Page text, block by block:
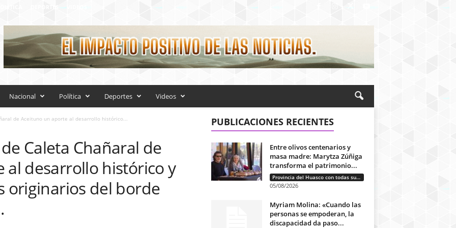
Nacional Política Deportes Videos
de Aceituno un aporte al desarrollo histórico...
Caleta Chañaral de
al desarrollo histórico y
originarios del borde
PUBLICACIONES RECIENTES
Entre olivos centenarios y
masa madre: Marytza Zúñiga
transforma el patrimonio...
Provincia del Huasco con todas sus letras: Historias que unen cultura, diversidad e identidad
05/08/2026
Myriam Molina: «Cuando las
personas se empoderan, la
discapacidad da paso...